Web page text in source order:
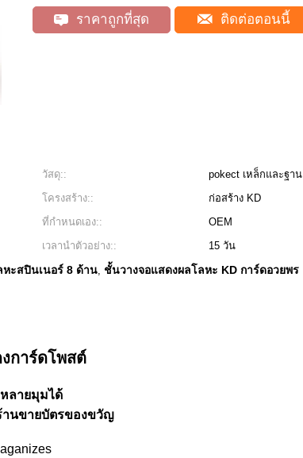
ราคาถูกที่สุด ติดต่อตอนนี้
วัสดุ::
pokect เหล็กและฐาน
โครงสร้าง::
ก่อสร้าง KD
ที่กำหนดเอง::
OEM
เวลานำตัวอย่าง::
15 วัน
ะสปินเนอร์ 8 ด้าน, ชั้นวางจอแสดงผลโลหะ KD การ์ดอวยพร
การ์ดโพสต์
ลายมุมได้
านขายบัตรของขวัญ